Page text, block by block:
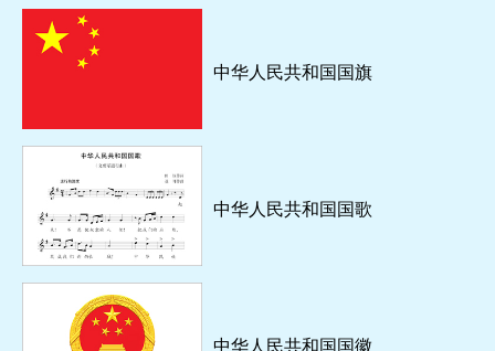
中华人民共和国国旗
中华人民共和国国歌
中华人民共和国国徽